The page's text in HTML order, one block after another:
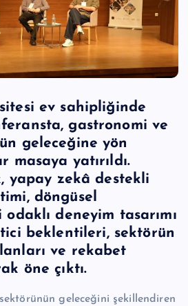
ev sahipliğinde
gastronomi ve
geleceğine yön
masaya yatırıldı.
yapay zekâ destekli
döngüsel
deneyim tasarımı
beklentileri, sektörün
ve rekabet
öne çıktı.
geleceğini şekillendiren